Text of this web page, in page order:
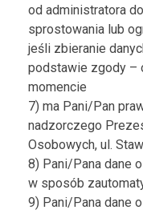
od administratora
sprostowania lub
jeśli zbieranie
podstawie zgody –
momencie
7) ma Pani/Pan
nadzorczego
Osobowych, ul.
8) Pani/Pana dane
w sposób
9) Pani/Pana dane